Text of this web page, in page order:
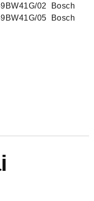
02 ‍ Bosch
05 ‍ Bosch